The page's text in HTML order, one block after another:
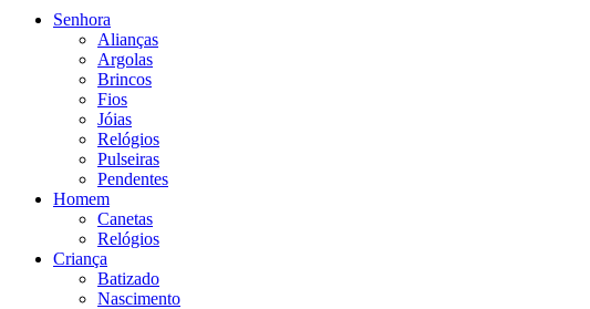
Senhora
Alianças
Argolas
Brincos
Fios
Jóias
Relógios
Pulseiras
Pendentes
Homem
Canetas
Relógios
Criança
Batizado
Nascimento